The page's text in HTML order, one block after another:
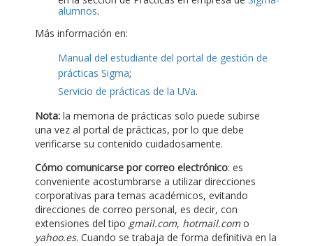
alumnos.
Más información en:
Manual del estudiante del portal de gestión de
prácticas Sigma;
Servicio de prácticas de la UVa.
Nota: la memoria de prácticas solo puede subirse
una vez al portal de prácticas, por lo que debe
verificarse su contenido cuidadosamente.
Cómo comunicarse por correo electrónico: es
conveniente acostumbrarse a utilizar direcciones
corporativas para temas académicos, evitando
direcciones de correo personal, es decir, con
extensiones del tipo gmail.com, hotmail.como
yahoo.es. Cuando se trabaja de forma definitiva en la